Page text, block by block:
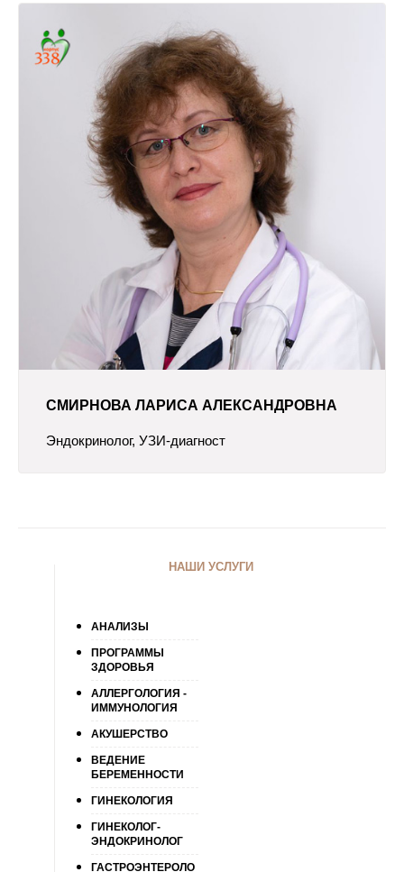
СМИРНОВА ЛАРИСА АЛЕКСАНДРОВНА
Эндокринолог, УЗИ-диагност
НАШИ УСЛУГИ
АНАЛИЗЫ
ПРОГРАММЫ
ЗДОРОВЬЯ
АЛЛЕРГОЛОГИЯ -
ИММУНОЛОГИЯ
АКУШЕРСТВО
ВЕДЕНИЕ
БЕРЕМЕННОСТИ
ГИНЕКОЛОГИЯ
ГИНЕКОЛОГ-
ЭНДОКРИНОЛОГ
ГАСТРОЭНТЕРОЛО